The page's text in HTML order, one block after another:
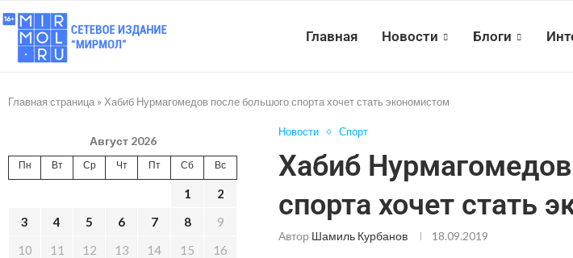
Главная Новости Блоги
Главная страница » Хабиб Нурмагомедов после большого спорта хочет стать экономистом
Новости Спорт
Хабиб
спорта хочет стать
Автор Шамиль Курбанов 18.09.2019
Август 2026
Пн Вт Ср Чт Пт Сб Вс
1
2
3
4 5 6 7 8
9
10
11 12 13 14 15
16